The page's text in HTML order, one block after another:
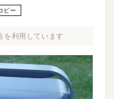
ピー
を利用しています